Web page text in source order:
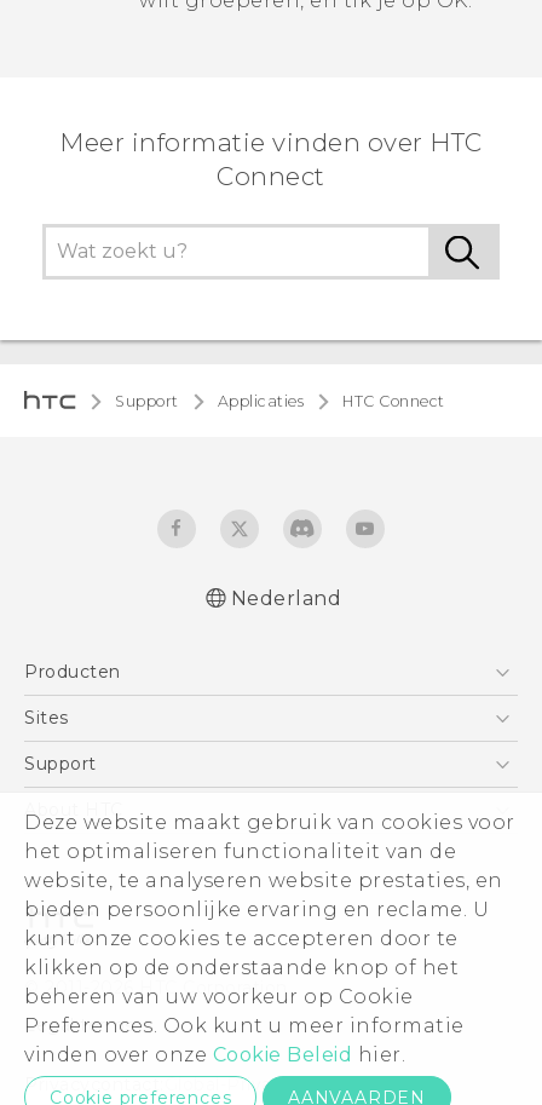
Deze website maakt gebruik van cookies voor
het optimaliseren functionaliteit van de
website, te analyseren website prestaties, en
bieden persoonlijke ervaring en reclame. U
kunt onze cookies te accepteren door te
klikken op de onderstaande knop of het
beheren van uw voorkeur op Cookie
Preferences. Ook kunt u meer informatie
vinden over onze Cookie Beleid hier.
Cookie preferences AANVAARDEN
Meer informatie vinden over HTC
Connect
Support Applicaties HTC Connect
Nederland
Producten
Telefoons
Vive
Accessoires
Sites
HTC Vive
Aan de slag
Support
Support voor eCommerce
About HTC
ESG
Informatie over het bedrijf
Voor beleggers (engels)
Cookie Preferences
Vacatures
Security and Privacy Whitepaper
© 2011-2026 HTC Corporation
Legal terms
Privacycontact:Global-Privacy@htc.com